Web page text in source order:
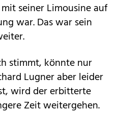
seiner Limousine auf
war. Das war sein
stimmt, könnte nur
Lugner aber leider
wird der erbitterte
Zeit weitergehen.